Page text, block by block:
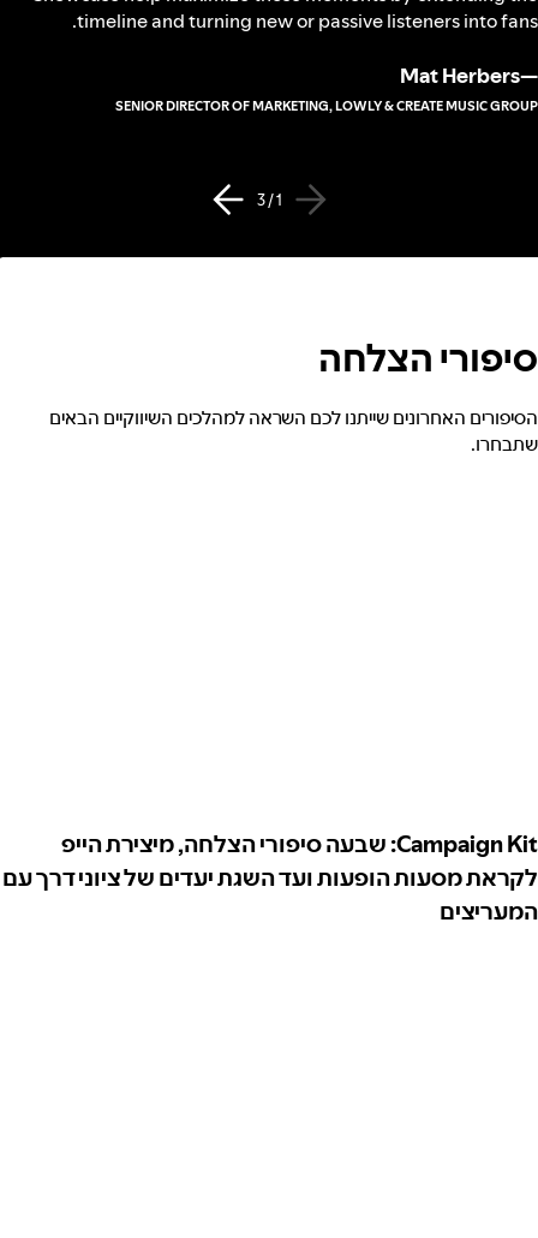
timeline and turning new or passive listeners into fans.
—
Mat Herbers
SENIOR DIRECTOR OF MARKETING, LOWLY & CREATE MUSIC GROUP
1 / 3
סיפורי הצלחה
הסיפורים האחרונים שייתנו לכם השראה למהלכים השיווקיים הבאים
שתבחרו.
Campaign Kit: שבעה סיפורי הצלחה, מיצירת הייפ
לקראת מסעות הופעות ועד השגת יעדים של ציוני דרך עם
המעריצים